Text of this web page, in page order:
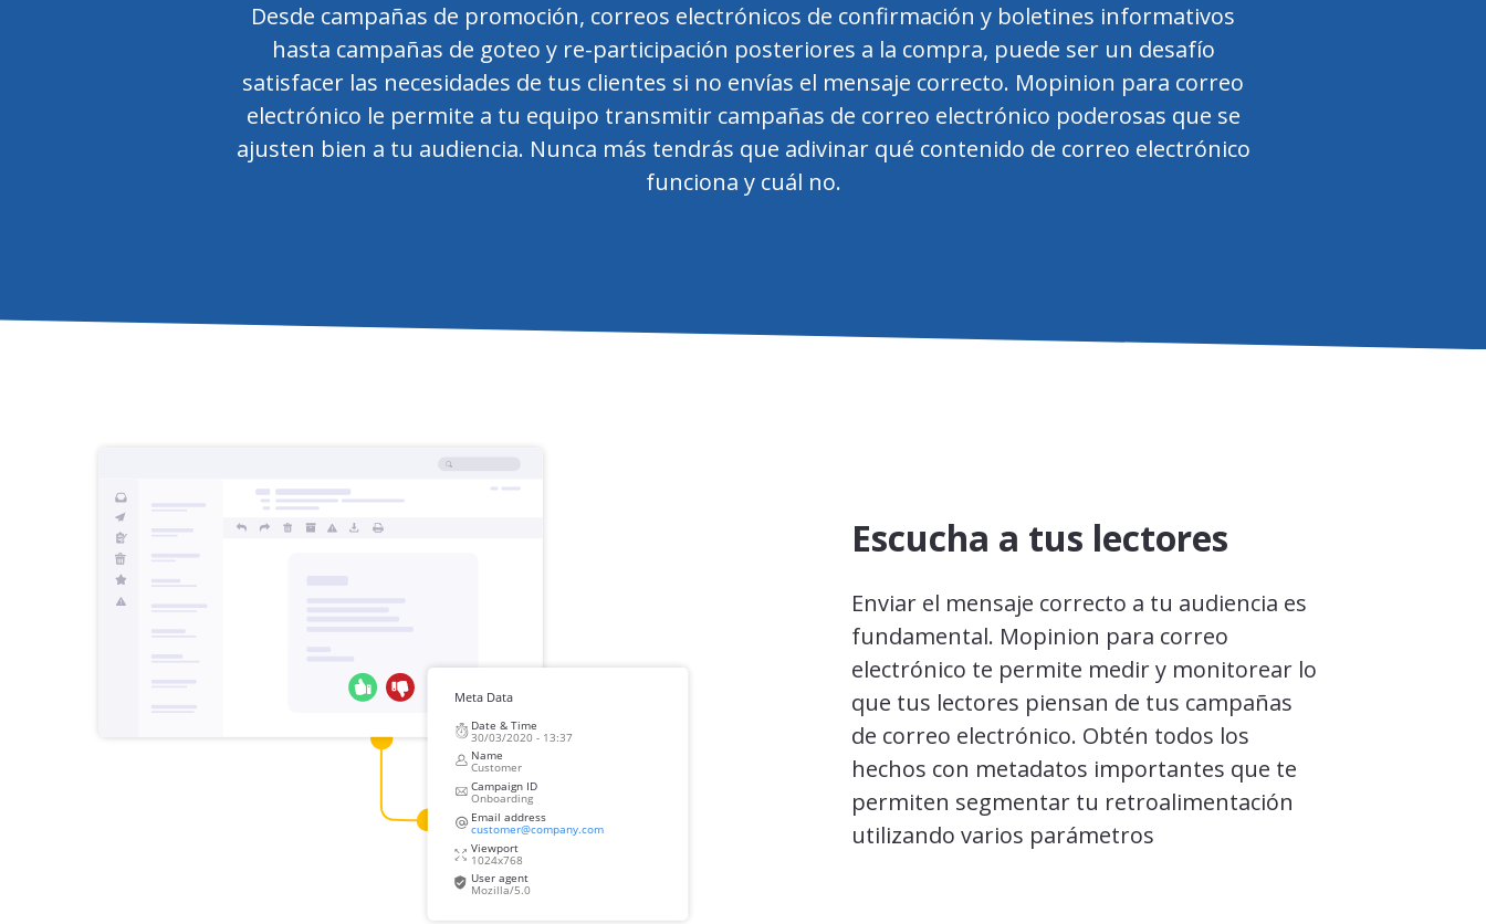
Desde campañas de promoción, correos electrónicos de confirmación y boletines informativos
hasta campañas de goteo y re-participación posteriores a la compra, puede ser un desafío
satisfacer las necesidades de tus clientes si no envías el mensaje correcto. Mopinion para correo
electrónico le permite a tu equipo transmitir campañas de correo electrónico poderosas que se
ajusten bien a tu audiencia. Nunca más tendrás que adivinar qué contenido de correo electrónico
funciona y cuál no.
Escucha a tus lectores
Enviar el mensaje correcto a tu audiencia es
fundamental. Mopinion para correo
electrónico te permite medir y monitorear lo
que tus lectores piensan de tus campañas
de correo electrónico. Obtén todos los
hechos con metadatos importantes que te
permiten segmentar tu retroalimentación
utilizando varios parámetros